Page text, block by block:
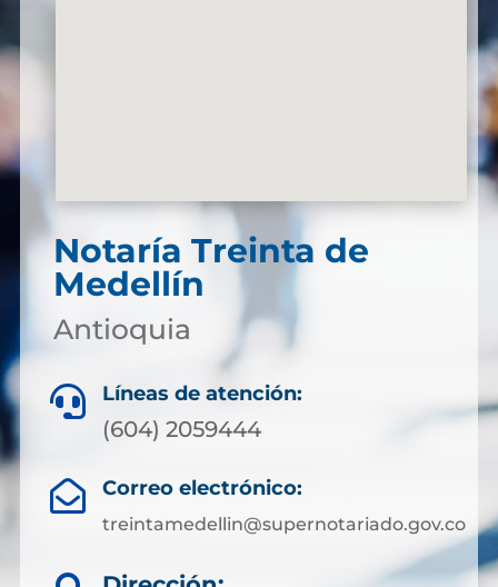
Notaría Treinta de
Medellín
Antioquia
 Líneas de atención:
(604) 2059444
 Correo electrónico:
treintamedellin@supernotariado.gov.co